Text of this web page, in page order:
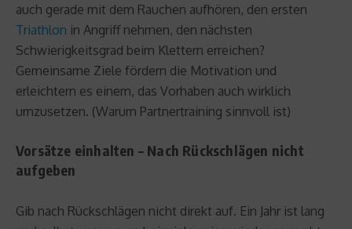
auch gerade mit dem Rauchen aufhören, den ersten
Triathlon in Angriff nehmen, den nächsten
Schwierigkeitsgrad beim Klettern erreichen?
Gemeinsame Ziele fördern die Motivation und
erleichtern es einem, das Vorhaben auch wirklich
umzusetzen. (Warum Partnertraining sinnvoll ist)
Vorsätze einhalten – Nach Rückschlägen nicht
aufgeben
Gib nach Rückschlägen nicht direkt auf. Ein Jahr ist lang